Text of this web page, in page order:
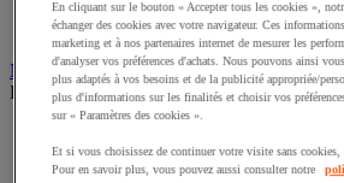
Caisson de laboratoire
Paillasse
Marchepied, escabeau et échelle
Découvrez ce groupe de produits
Escabeau et marchepied
En cliquant sur le bouton « Accepter tous les cookies »,
échanger des cookies avec votre navigateur. Ces
marketing et à nos partenaires internet de mesurer les
d'analyser vos préférences d'achats. Nous pouvons ainsi
plus adaptés à vos besoins et de la publicité appropriée/
plus d'informations sur les finalités et choisir vos
sur « Paramètres des cookies ».
Et si vous choisissez de continuer votre visite sans cookies,
Pour en savoir plus, vous pouvez aussi consulter notre